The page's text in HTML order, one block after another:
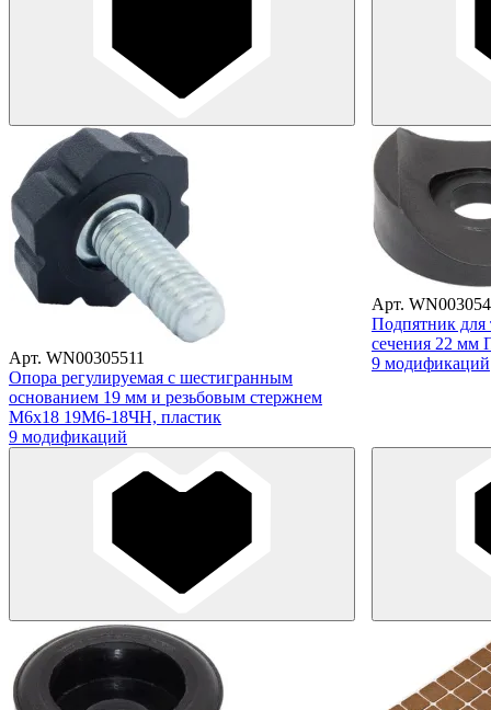
Арт. WN00305511
Опора регулируемая с шестигранным
основанием 19 мм и резьбовым стержнем
М6х18 19М6-18ЧН, пластик
9 модификаций
Арт.
Подпятник для
сечения 22 мм
9 модификаций